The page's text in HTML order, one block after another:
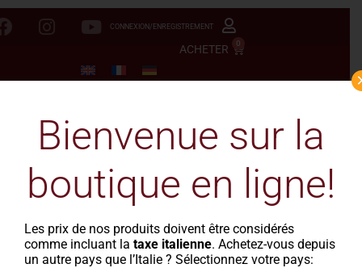
CONNEXION/ENREGISTREMENT
ACHETER 0
Bienvenue sur la
boutique en ligne!
Les prix de nos produits doivent être considérés
comme incluant lataxe italienne. Achetez-vous depuis
un autre pays que l’Italie ? Sélectionnez votre pays: